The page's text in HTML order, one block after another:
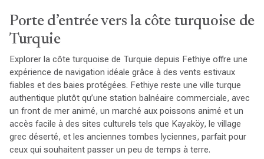
Porte d’entrée vers la côte turquoise de
Turquie
Explorer la côte turquoise de Turquie depuis Fethiye offre une
expérience de navigation idéale grâce à des vents estivaux
fiables et des baies protégées. Fethiye reste une ville turque
authentique plutôt qu’une station balnéaire commerciale, avec
un front de mer animé, un marché aux poissons animé et un
accès facile à des sites culturels tels que Kayaköy, le village
grec déserté, et les anciennes tombes lyciennes, parfait pour
ceux qui souhaitent passer un peu de temps à terre.